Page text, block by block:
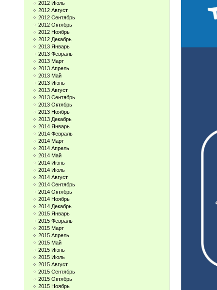
2012 Июль
2012 Август
2012 Сентябрь
2012 Октябрь
2012 Ноябрь
2012 Декабрь
2013 Январь
2013 Февраль
2013 Март
2013 Апрель
2013 Май
2013 Июнь
2013 Август
2013 Сентябрь
2013 Октябрь
2013 Ноябрь
2013 Декабрь
2014 Январь
2014 Февраль
2014 Март
2014 Апрель
2014 Май
2014 Июнь
2014 Июль
2014 Август
2014 Сентябрь
2014 Октябрь
2014 Ноябрь
2014 Декабрь
2015 Январь
2015 Февраль
2015 Март
2015 Апрель
2015 Май
2015 Июнь
2015 Июль
2015 Август
2015 Сентябрь
2015 Октябрь
2015 Ноябрь